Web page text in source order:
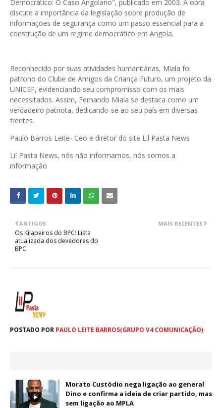
Democrático: O Caso Angolano", publicado em 2003. A obra
discute a importância da legislação sobre produção de
informações de segurança como um passo essencial para a
construção de um regime democrático em Angola.
Reconhecido por suas atividades humanitárias, Miala foi
patrono do Clube de Amigos da Criança Futuro, um projeto da
UNICEF, evidenciando seu compromisso com os mais
necessitados. Assim, Fernando Miala se destaca como um
verdadeiro patriota, dedicando-se ao seu país em diversas
frentes.
Paulo Barros Leite- Ceo e diretor do site Lil Pasta News
Lil Pasta News, nós não informamos, nós somos a
informação
MAIS RECENTES
ANTIGOS
Os Kilapeiros do BPC: Lista
atualizada dos devedores do
BPC
POSTADO POR PAULO LEITE BARROS(GRUPO V4 COMUNICAÇÃO)
Morato Custódio nega ligação ao general
Dino e confirma a ideia de criar partido, mas
sem ligação ao MPLA